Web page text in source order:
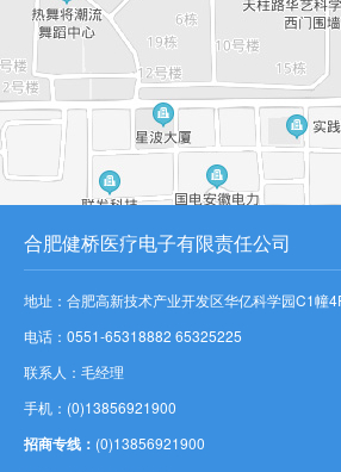
合肥健桥医疗电子有限责任公司
地址：合肥高新技术产业开发区华亿科学园C1幢
电话：0551-65318882 65325225
联系人：毛经理
手机：(0)13856921900
招商专线： (0)13856921900